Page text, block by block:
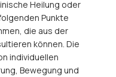
Heilung oder
Punkte
die aus der
können. Die
individuellen
Bewegung und